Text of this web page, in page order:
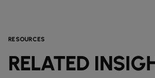
RESOURCES
RELATED